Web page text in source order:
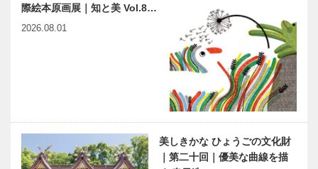
際絵本原画展｜知と美 Vol.8…
2026.08.01
美しきかな ひょうごの文化財
｜第二十回｜優美な曲線を描